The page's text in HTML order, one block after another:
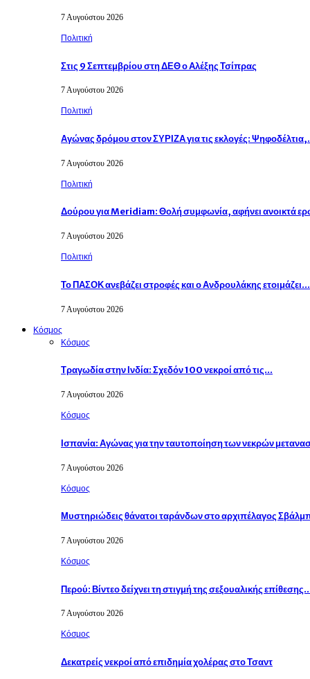
7 Αυγούστου 2026
Πολιτική
Στις 9 Σεπτεμβρίου στη ΔΕΘ ο Αλέξης Τσίπρας
7 Αυγούστου 2026
Πολιτική
Αγώνας δρόμου στον ΣΥΡΙΖΑ για τις εκλογές:
7 Αυγούστου 2026
Πολιτική
Δούρου για Meridiam: Θολή συμφωνία, αφήνει ανοικτά
7 Αυγούστου 2026
Πολιτική
Το ΠΑΣΟΚ ανεβάζει στροφές και ο Ανδρουλάκης ετοιμάζει…
7 Αυγούστου 2026
Κόσμος
Κόσμος
Τραγωδία στην Ινδία: Σχεδόν 100 νεκροί από τις…
7 Αυγούστου 2026
Κόσμος
Ισπανία: Αγώνας για την ταυτοποίηση των νεκρών
7 Αυγούστου 2026
Κόσμος
Μυστηριώδεις θάνατοι ταράνδων στο αρχιπέλαγος
7 Αυγούστου 2026
Κόσμος
Περού: Βίντεο δείχνει τη στιγμή της σεξουαλικής
7 Αυγούστου 2026
Κόσμος
Δεκατρείς νεκροί από επιδημία χολέρας στο Τσαντ